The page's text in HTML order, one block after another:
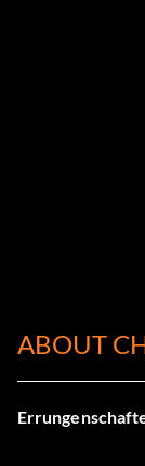
ABOUT